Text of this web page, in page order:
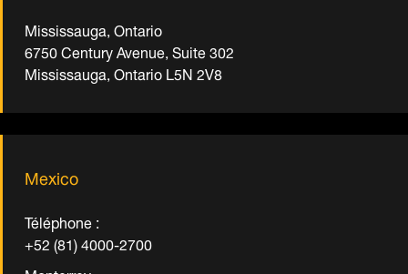
Mississauga, Ontario
6750 Century Avenue, Suite 302
Mississauga, Ontario L5N 2V8
Mexico
Téléphone :
+52 (81) 4000-2700